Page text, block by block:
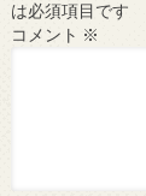
は必須項目です
コメント ※